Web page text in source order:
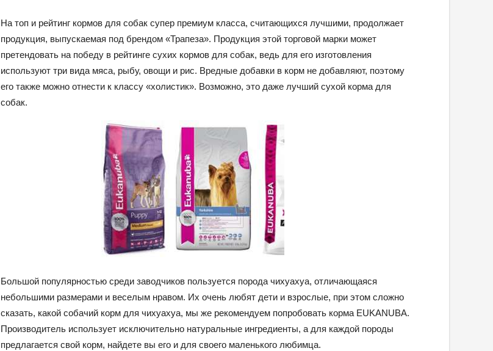
На топ и рейтинг кормов для собак супер премиум класса, считающихся лучшими, продолжает
продукция, выпускаемая под брендом «Трапеза». Продукция этой торговой марки может
претендовать на победу в рейтинге сухих кормов для собак, ведь для его изготовления
используют три вида мяса, рыбу, овощи и рис. Вредные добавки в корм не добавляют, поэтому
его также можно отнести к классу «холистик». Возможно, это даже лучший сухой корма для
собак.
Большой популярностью среди заводчиков пользуется порода чихуахуа, отличающаяся
небольшими размерами и веселым нравом. Их очень любят дети и взрослые, при этом сложно
сказать, какой собачий корм для чихуахуа, мы же рекомендуем попробовать корма EUKANUBA.
Производитель использует исключительно натуральные ингредиенты, а для каждой породы
предлагается свой корм, найдете вы его и для своего маленького любимца.